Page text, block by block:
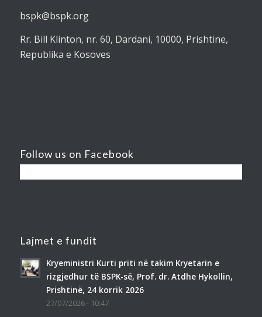
bspk@bspk.org
Rr. Bill Klinton, nr. 60, Dardani, 10000, Prishtine,
Republika e Kosoves
Follow us on Facebook
Lajmet e fundit
Kryeministri Kurti priti në takim Kryetarin e
rizgjedhur të BSPK-së, Prof. dr. Atdhe Hykollin,
Prishtinë, 24 korrik 2026
27/07/2026 - 10:47